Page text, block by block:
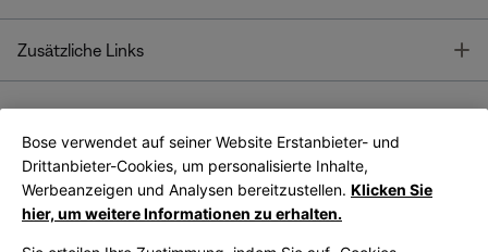
Zusätzliche Links
Bose App
Bose Connect
App
Bose verwendet auf seiner Website Erstanbieter- und
Drittanbieter-Cookies, um personalisierte Inhalte,
Werbeanzeigen und Analysen bereitzustellen. Klicken Sie
hier, um weitere Informationen zu erhalten.